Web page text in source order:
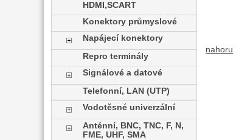
nahoru
HDMI,SCART
Konektory průmyslové
Napájecí konektory
Repro terminály
Signálové a datové
Telefonní, LAN (UTP)
Vodotěsné univerzální
Anténní, BNC, TNC, F, N,
FME, UHF, SMA